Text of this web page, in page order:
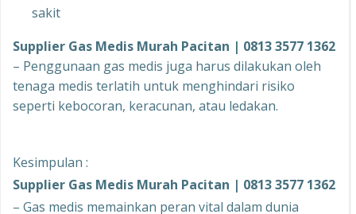
sakit
Supplier Gas Medis Murah Pacitan | 0813 3577 1362
– Penggunaan gas medis juga harus dilakukan oleh
tenaga medis terlatih untuk menghindari risiko
seperti kebocoran, keracunan, atau ledakan.
Kesimpulan :
Supplier Gas Medis Murah Pacitan | 0813 3577 1362
– Gas medis memainkan peran vital dalam dunia